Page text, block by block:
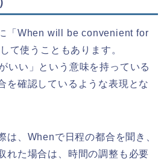
「When will be convenient for
て使うこともあります。
いい」という意味を持っている
を確認しているような表現とな
は、Whenで日程の都合を聞き、
れた場合は、時間の調整も必要